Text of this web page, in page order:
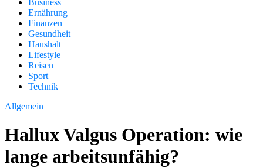
Business
Ernährung
Finanzen
Gesundheit
Haushalt
Lifestyle
Reisen
Sport
Technik
Allgemein
Hallux Valgus Operation: wie
lange arbeitsunfähig?